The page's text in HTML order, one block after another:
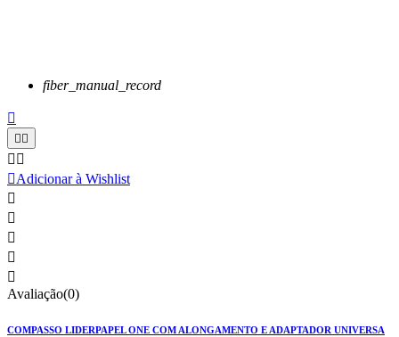
fiber_manual_record

 
 
Adicionar à Wishlist





Avaliação(0)
COMPASSO LIDERPAPEL ONE COM ALONGAMENTO E ADAPTADOR UNIVERSA